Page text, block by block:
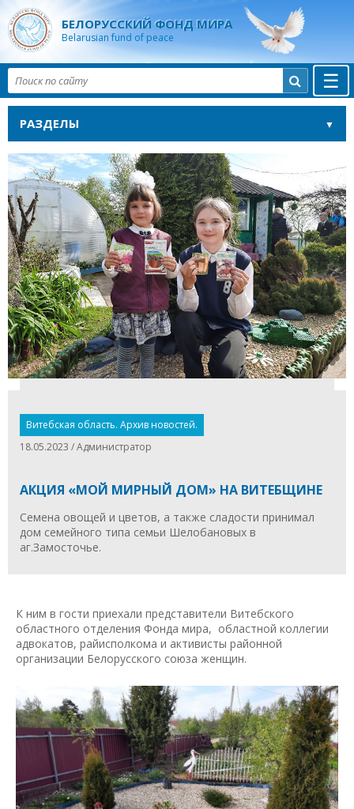
БЕЛОРУССКИЙ ФОНД МИРА
Belarusian fund of peace
☰

РАЗДЕЛЫ
Витебская область. Архив новостей.
18.05.2023 / Администратор
АКЦИЯ «МОЙ МИРНЫЙ ДОМ» НА ВИТЕБЩИНЕ
Семена овощей и цветов, а также сладости принимал
дом семейного типа семьи Шелобановых в
аг.Замосточье.
К ним в гости приехали представители Витебского
областного отделения Фонда мира, областной коллегии
адвокатов, райисполкома и активисты районной
организации Белорусского союза женщин.